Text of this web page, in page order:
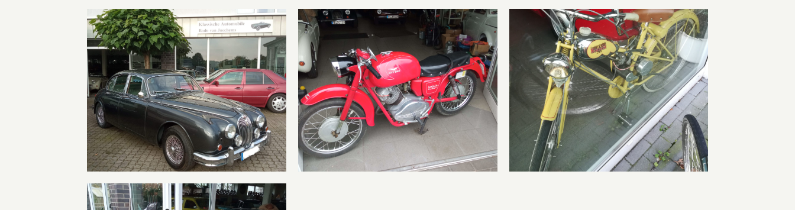
Jaguar MK II 1959 Moto Guzzi „Lodola“ Bianchi „Aquilotto“ Bauj. 1963